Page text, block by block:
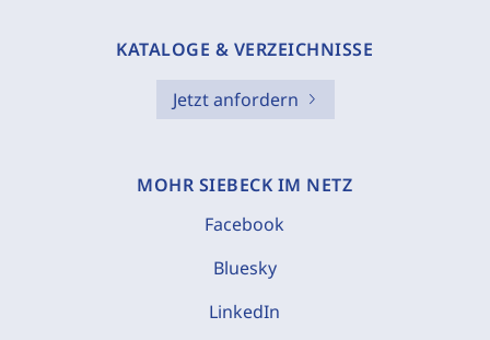
KATALOGE & VERZEICHNISSE
Jetzt anfordern
MOHR SIEBECK IM NETZ
Facebook
Bluesky
LinkedIn